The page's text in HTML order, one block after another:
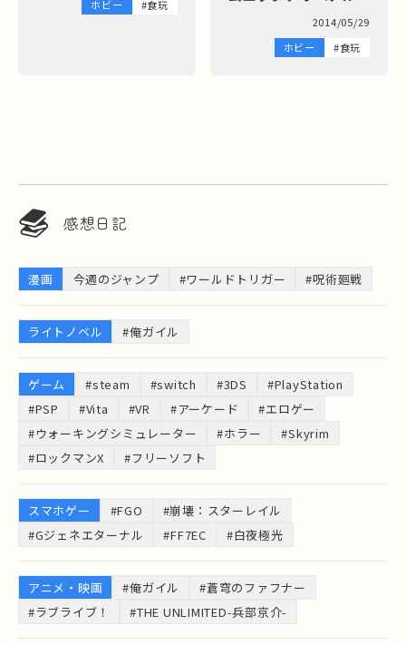
ホビー
#食玩
2014/05/29
ホビー
#食玩
感想日記
漫画 今週のジャンプ #ワールドトリガー #呪術廻戦
ライトノベル #俺ガイル
ゲーム #steam #switch #3DS
#PlayStation
#PSP
#Vita #VR #アーケード
#エロゲー
#ウォーキングシミュレーター
#ホラー
#Skyrim
#ロックマンX
#フリーソフト
スマホゲー #FGO
#崩壊：スターレイル
#Gジェネエターナル
#FF7EC #白夜極光
アニメ・映画 #俺ガイル
#蒼穹のファフナー
#ラブライブ！
#THE UNLIMITED-兵部京介-